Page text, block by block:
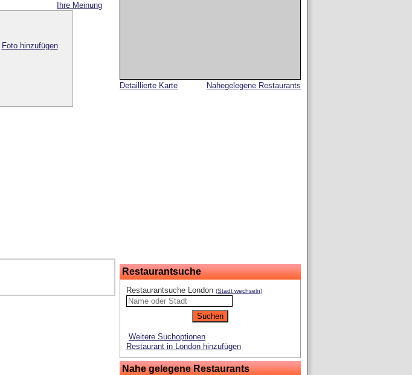
Nahegelegene Restaurants
Detaillierte Karte
Restaurantsuche
Restaurantsuche London (Stadt wechseln)
Weitere Suchoptionen
Restaurant in London hinzufügen
Nahe gelegene Restaurants
Ihre Meinung
Foto hinzufügen